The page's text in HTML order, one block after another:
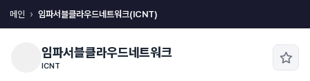
메인 임파서블클라우드네트워크(ICNT)
임파서블클라우드네트워크
ICNT